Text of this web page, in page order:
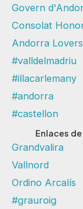
Govern
Consolat
Andorra Lovers
#valldelmadriu
#illacarlemany
#andorra
#castellon
Enlaces
Grandvalira
Vallnord
Ordino Arcalís
#grauroig